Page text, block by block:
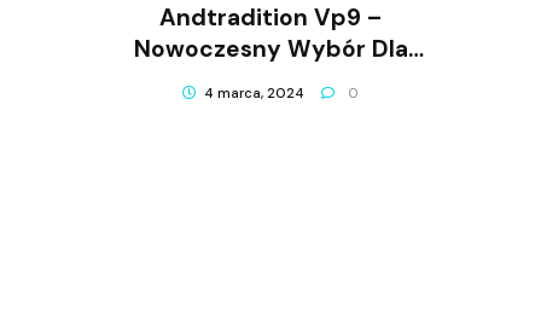
Andtradition Vp9 –
Nowoczesny Wybór Dla
Twojego Wnętrza
4 marca, 2024 0